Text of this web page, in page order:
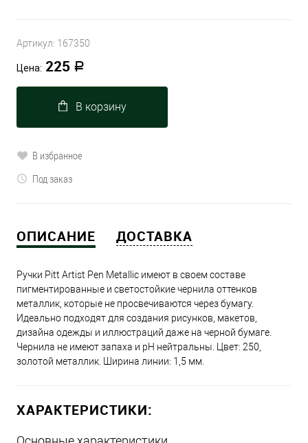
Артикул: 167350
Цена: 225 Р
В корзину
В избранное
Под заказ
ОПИСАНИЕ ДОСТАВКА
Ручки Pitt Artist Pen Metallic имеют в своем составе
пигментированные и светостойкие чернила оттенков
металлик, которые не просвечиваются через бумагу.
Идеально подходят для создания рисунков, макетов,
дизайна одежды и иллюстраций даже на черной бумаге.
Чернила не имеют запаха и рН нейтральны. Цвет: 250,
золотой металлик. Ширина линии: 1,5 мм.
ХАРАКТЕРИСТИКИ: